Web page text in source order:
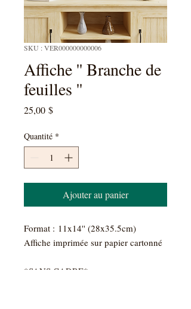
SKU : VER000000000006
Affiche '' Branche de
feuilles ''
25,00 $Prix
Quantité *
Ajouter au panier
Format : 11x14'' (28x35.5cm)
Affiche imprimée sur papier cartonné
*SANS CADRE*